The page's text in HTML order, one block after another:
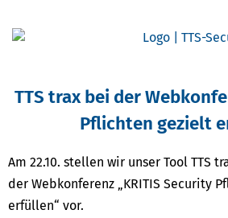
TTS trax bei der
Pflichten gezielt
Am 22.10. stellen wir unser Tool TTS
der Webkonferenz „KRITIS Security
erfüllen“ vor.